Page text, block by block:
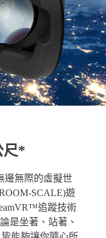
尺*
邊無際的虛擬世
SCALE)遊
追蹤技術
是坐著、站著、